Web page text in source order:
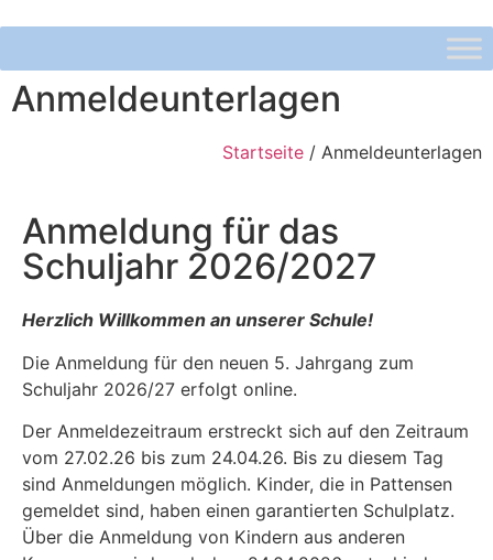
Anmeldeunterlagen
Startseite / Anmeldeunterlagen
Anmeldung für das
Schuljahr 2026/2027
Herzlich Willkommen an unserer Schule!
Die Anmeldung für den neuen 5. Jahrgang zum
Schuljahr 2026/27 erfolgt online.
Der Anmeldezeitraum erstreckt sich auf den Zeitraum
vom 27.02.26 bis zum 24.04.26. Bis zu diesem Tag
sind Anmeldungen möglich. Kinder, die in Pattensen
gemeldet sind, haben einen garantierten Schulplatz.
Über die Anmeldung von Kindern aus anderen